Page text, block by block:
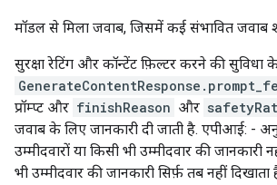
मॉडल से मिला जवाब, जिसमें कई संभावित जवाब
सुरक्षा रेटिंग और कॉन्टेंट फ़िल्टर करने की सुविधा
प्रॉम्प्ट और finishReason और
जवाब के लिए जानकारी दी जाती है. एपीआई: -
उम्मीदवारों या किसी भी उम्मीदवार की जानकारी
भी उम्मीदवार की जानकारी सिर्फ़ तब नहीं दिखाता